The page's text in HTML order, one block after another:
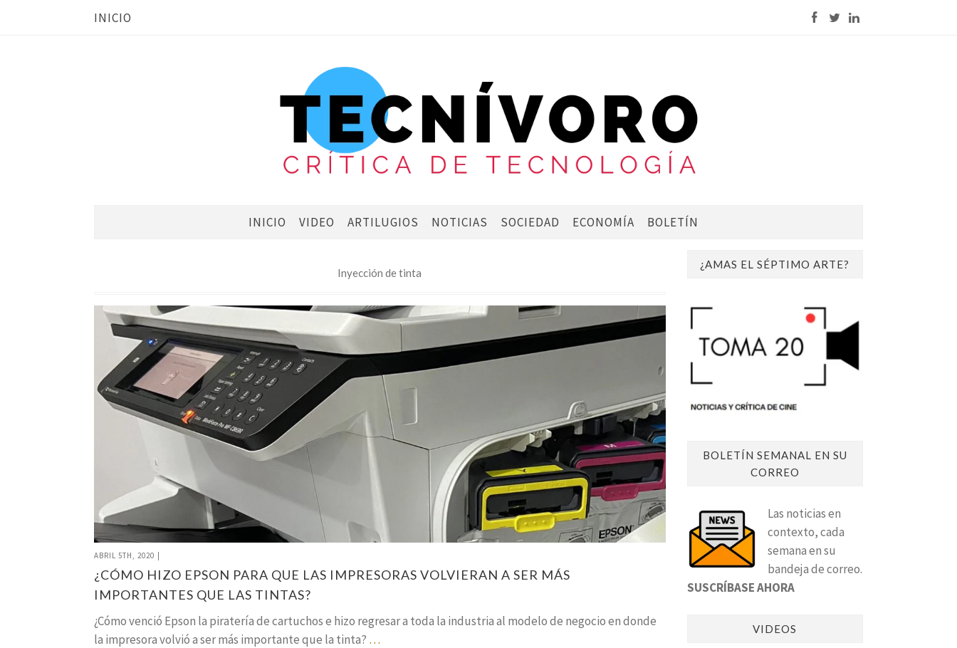
INICIO
INICIO VIDEO ARTILUGIOS NOTICIAS SOCIEDAD ECONOMÍA BOLETÍN
Inyección de tinta
ABRIL 5TH, 2020 |
¿CÓMO HIZO EPSON PARA QUE LAS IMPRESORAS VOLVIERAN A SER MÁS
IMPORTANTES QUE LAS TINTAS?
¿Cómo venció Epson la piratería de cartuchos e hizo regresar a toda la industria al modelo de negocio en donde
la impresora volvió a ser más importante que la tinta? …
¿AMAS EL SÉPTIMO ARTE?
BOLETÍN SEMANAL EN SU
CORREO
Las noticias en
contexto, cada
semana en su
bandeja de correo.
SUSCRÍBASE AHORA
VIDEOS